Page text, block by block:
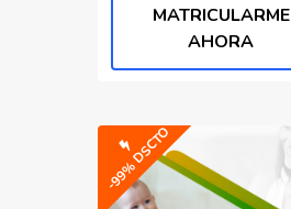
MATRICULARME
AHORA
-99% DSCTO